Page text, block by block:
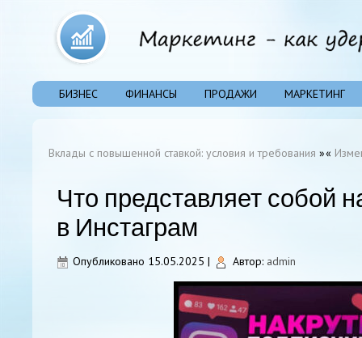
БИЗНЕС ФИНАНСЫ ПРОДАЖИ МАРКЕТИНГ
Вклады с повышенной ставкой: условия и требования »«
Что представляет собой
в Инстаграм
Опубликовано 15.05.2025 | Автор: admin